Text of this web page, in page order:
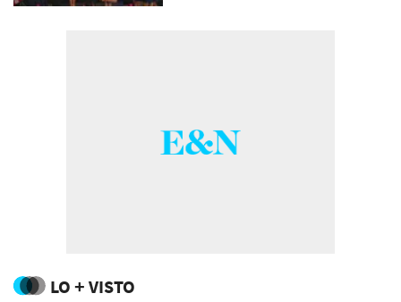
LO + VISTO